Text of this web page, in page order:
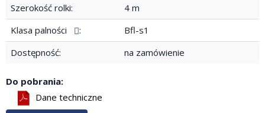
Szerokość rolki:
4 m
Klasa palności
:
Bfl-s1
Dostępność:
na zamówienie
Do pobrania:
Dane techniczne